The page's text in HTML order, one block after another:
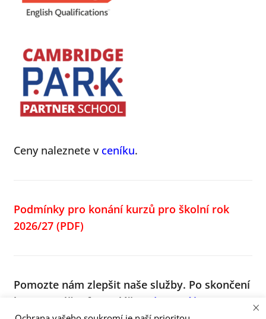
Ceny naleznete v ceníku.
Podmínky pro konání kurzů pro školní rok
2026/27(PDF)
Pomozte nám zlepšit naše služby. Po skončení
kurzu vyplňte formulář
Hodnocení kurzu ×